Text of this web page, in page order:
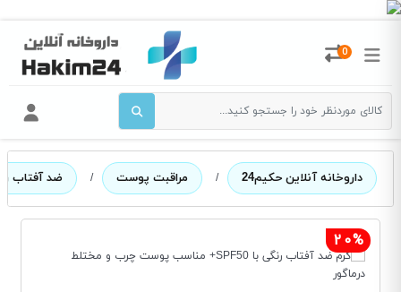
0
داروخانه آنلاین حکیم24 / مراقبت پوست / ضد آفتاب
20%